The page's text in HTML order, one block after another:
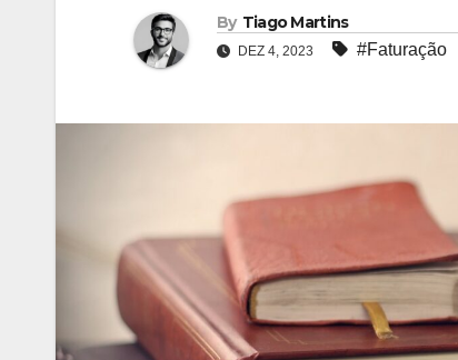
By Tiago Martins
DEZ 4, 2023 #Faturação